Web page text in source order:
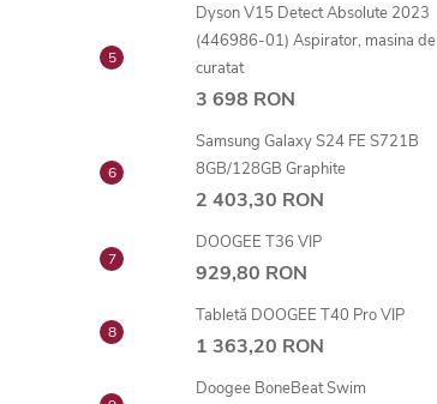
Dyson V15 Detect Absolute 2023
(446986-01) Aspirator, masina de
curatat
3 698 RON
Samsung Galaxy S24 FE S721B
8GB/128GB Graphite
2 403,30 RON
DOOGEE T36 VIP
929,80 RON
Tabletă DOOGEE T40 Pro VIP
1 363,20 RON
Doogee BoneBeat Swim